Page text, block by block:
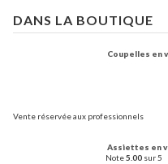
DANS LA BOUTIQUE
Coupelles en
Vente réservée aux professionnels
Assiettes en
Note5.00 sur 5